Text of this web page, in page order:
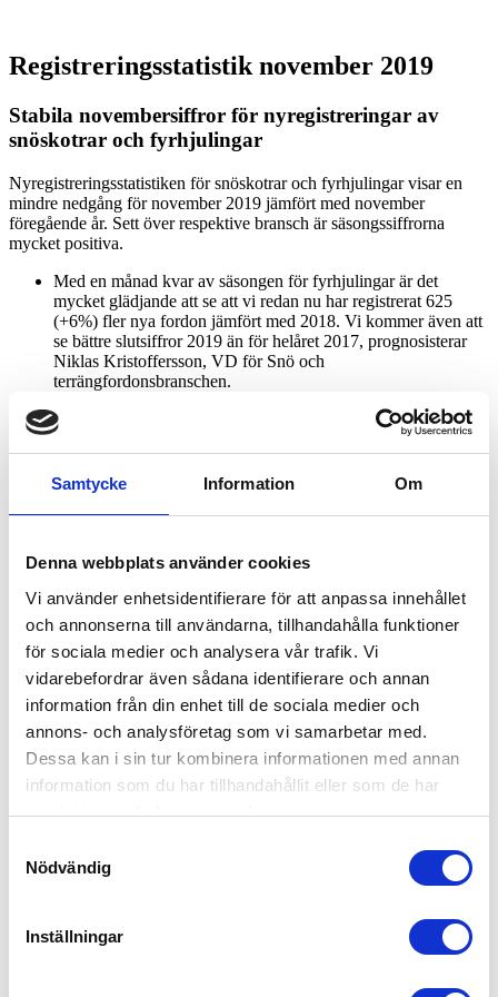
Samtycke Information Om
Denna webbplats använder cookies
Vi använder enhetsidentifierare för att anpassa innehållet
och annonserna till användarna, tillhandahålla funktioner
för sociala medier och analysera vår trafik. Vi
vidarebefordrar även sådana identifierare och annan
information från din enhet till de sociala medier och
annons- och analysföretag som vi samarbetar med.
Dessa kan i sin tur kombinera informationen med annan
information som du har tillhandahållit eller som de har
samlat in när du har använt deras tjänster.
Nödvändig
Inställningar
Registreringsstatistik november 2019
Stabila novembersiffror för nyregistreringar av
snöskotrar och fyrhjulingar
Nyregistreringsstatistiken för snöskotrar och fyrhjulingar visar en
mindre nedgång för november 2019 jämfört med november
föregående år. Sett över respektive bransch är säsongssiffrorna
mycket positiva.
Med en månad kvar av säsongen för fyrhjulingar är det
mycket glädjande att se att vi redan nu har registrerat 625
(+6%) fler nya fordon jämfört med 2018. Vi kommer även att
se bättre slutsiffror 2019 än för helåret 2017, prognosisterar
Niklas Kristoffersson, VD för Snö och
terrängfordonsbranschen.
nyregistrerade snöskotrar under säsongsinledningen (-4%) är
det mycket positiva siffror för branschen efter de två senaste
och våra kunders intresse fortsätter vara rekordhögt, menar
blivit helt dominerande inom segmentet fyrhjulingar med 49% av
maskinerna som dominerar snöskoterbranschen med 43% av
nyregistreringarna.
Trots ett hårt publikt tryck och diskussioner om nya lagar och
regler för terrängfordon är det tydligt att kunderna ser positivt
på vad leverantörer och återförsäljare presenterar på
marknaden, avslutar Niklas Kristoffersson, VD för Snö och
terrängfordonsbranschen.
Läs mer på vår sida om registreringsstatistik »
Fordonstyper snöskotrar
Köra terrängfordon
Att köra i terräng